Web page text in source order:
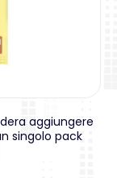
aggiungere
singolo pack